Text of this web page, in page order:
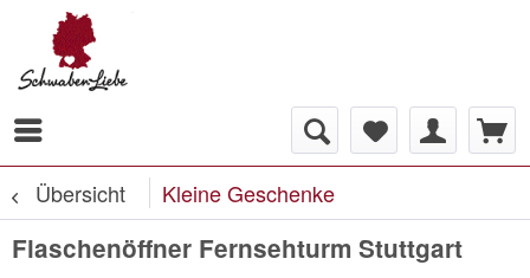
Übersicht Kleine Geschenke
Flaschenöffner Fernsehturm Stuttgart